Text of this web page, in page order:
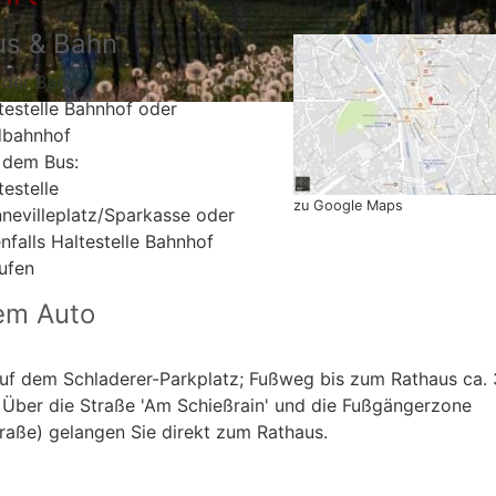
zu Google Maps
& Bahn
Bahn:
Bahnhof oder
Bus:
Sparkasse oder
Haltestelle Bahnhof
Auto
dem Schladerer-Parkplatz; Fußweg bis zum Rathaus ca.
die Straße 'Am Schießrain' und die Fußgängerzone
gelangen Sie direkt zum Rathaus.